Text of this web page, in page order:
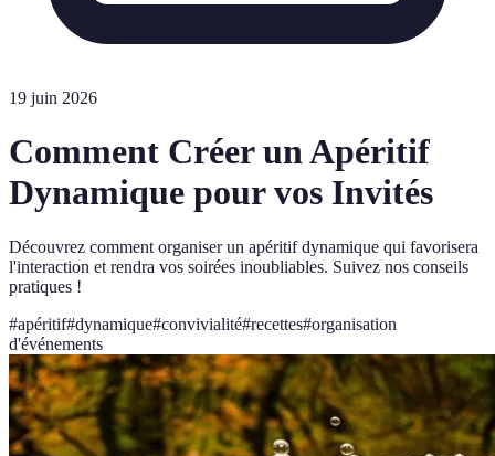
19 juin 2026
Comment Créer un Apéritif
Dynamique pour vos Invités
Découvrez comment organiser un apéritif dynamique qui favorisera
l'interaction et rendra vos soirées inoubliables. Suivez nos conseils
pratiques !
#apéritif#dynamique#convivialité#recettes#organisation
d'événements